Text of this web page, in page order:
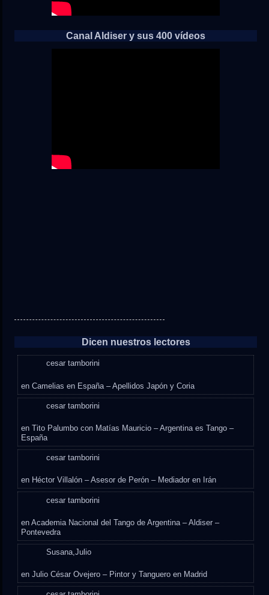
Canal Aldiser y sus 400 vídeos
Dicen nuestros lectores
cesar tamborini
enCamelias en España – Apellidos Japón y Coria
cesar tamborini
enTito Palumbo con Matías Mauricio – Argentina es Tango –
España
cesar tamborini
en Héctor Villalón – Asesor de Perón – Mediador en Irán
cesar tamborini
enAcademia Nacional del Tango de Argentina – Aldiser –
Pontevedra
Susana,Julio
enJulio César Ovejero – Pintor y Tanguero en Madrid